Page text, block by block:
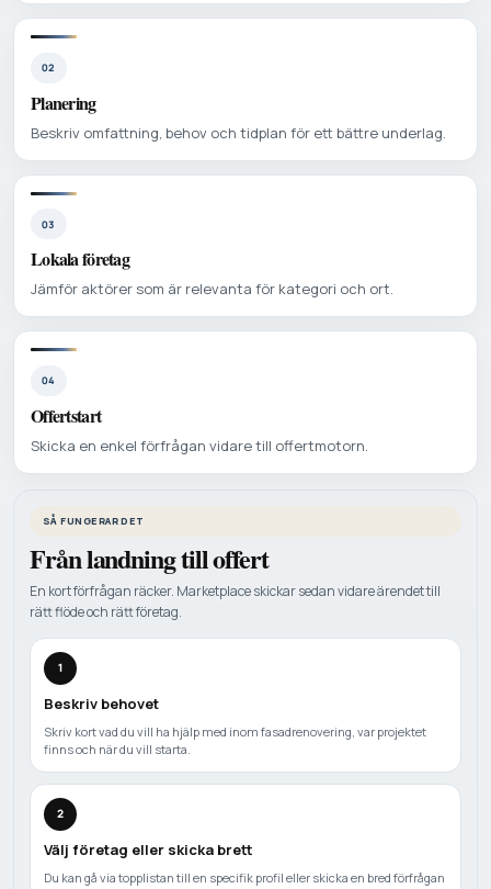
02
Planering
Beskriv omfattning, behov och tidplan för ett bättre underlag.
03
Lokala företag
Jämför aktörer som är relevanta för kategori och ort.
04
Offertstart
Skicka en enkel förfrågan vidare till offertmotorn.
SÅ FUNGERAR DET
Från landning till offert
En kort förfrågan räcker. Marketplace skickar sedan vidare ärendet till
rätt flöde och rätt företag.
1
Beskriv behovet
Skriv kort vad du vill ha hjälp med inom fasadrenovering, var projektet
finns och när du vill starta.
2
Välj företag eller skicka brett
Du kan gå via topplistan till en specifik profil eller skicka en bred förfrågan